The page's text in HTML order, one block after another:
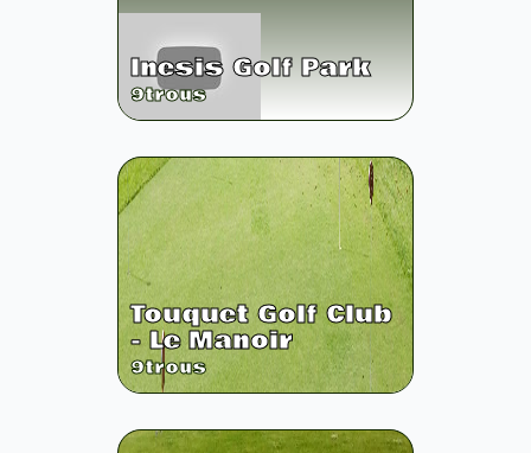
Inesis Golf Park
9trous
Touquet Golf Club
- Le Manoir
9trous